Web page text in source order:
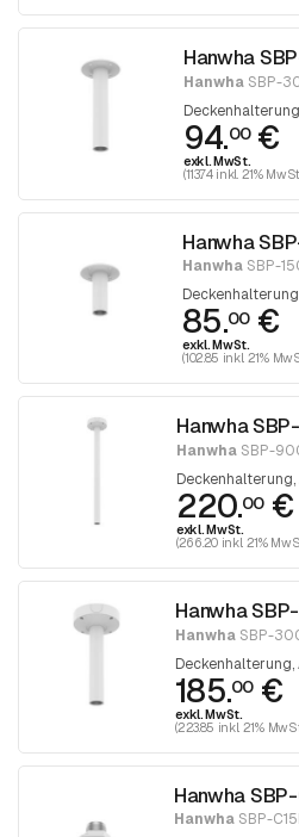
Hanwha
HanwhaSBP-
94.00€
exkl. MwSt.
(113.74 inkl. 21%
Hanwha
Hanwha SBP-
85.00€
exkl. MwSt.
(102.85 inkl. 21%
Hanwha
Hanwha SBP-
220.00€
exkl. MwSt.
(266.20 inkl. 21%
Hanwha
Hanwha SBP-
Deckenhalterung,
185.00€
exkl. MwSt.
(223.85 inkl. 21%
Hanwha
HanwhaSBP-